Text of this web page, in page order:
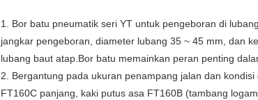
1. Bor batu pneumatik seri YT untuk pengeboran di
jangkar pengeboran, diameter lubang 35 ~ 45 mm, dan
lubang baut atap.Bor batu memainkan peran penting
2. Bergantung pada ukuran penampang jalan dan
FT160C panjang, kaki putus asa FT160B (tambang